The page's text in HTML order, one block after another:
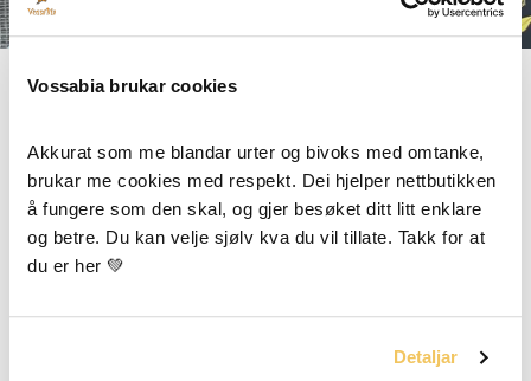
Vossabia brukar cookies
Akkurat som me blandar urter og bivoks med omtanke,
brukar me cookies med respekt. Dei hjelper nettbutikken
å fungere som den skal, og gjer besøket ditt litt enklare
og betre. Du kan velje sjølv kva du vil tillate. Takk for at
du er her 💚
Detaljar
¿Quieres convertirte en
distribuidor de Vossabia?